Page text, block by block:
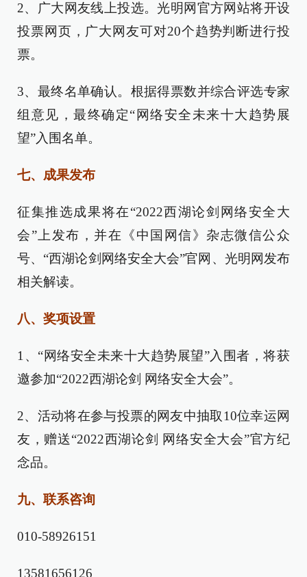
2、广大网友线上投选。光明网官方网站将开设
投票网页，广大网友可对20个趋势判断进行投
票。
3、最终名单确认。根据得票数并综合评选专家
组意见，最终确定“网络安全未来十大趋势展
望”入围名单。
七、成果发布
征集推选成果将在“2022西湖论剑网络安全大
会”上发布，并在《中国网信》杂志微信公众
号、“西湖论剑网络安全大会”官网、光明网发布
相关解读。
八、奖项设置
1、“网络安全未来十大趋势展望”入围者，将获
邀参加“2022西湖论剑 网络安全大会”。
2、活动将在参与投票的网友中抽取10位幸运网
友，赠送“2022西湖论剑 网络安全大会”官方纪
念品。
九、联系咨询
010-58926151
13581656126